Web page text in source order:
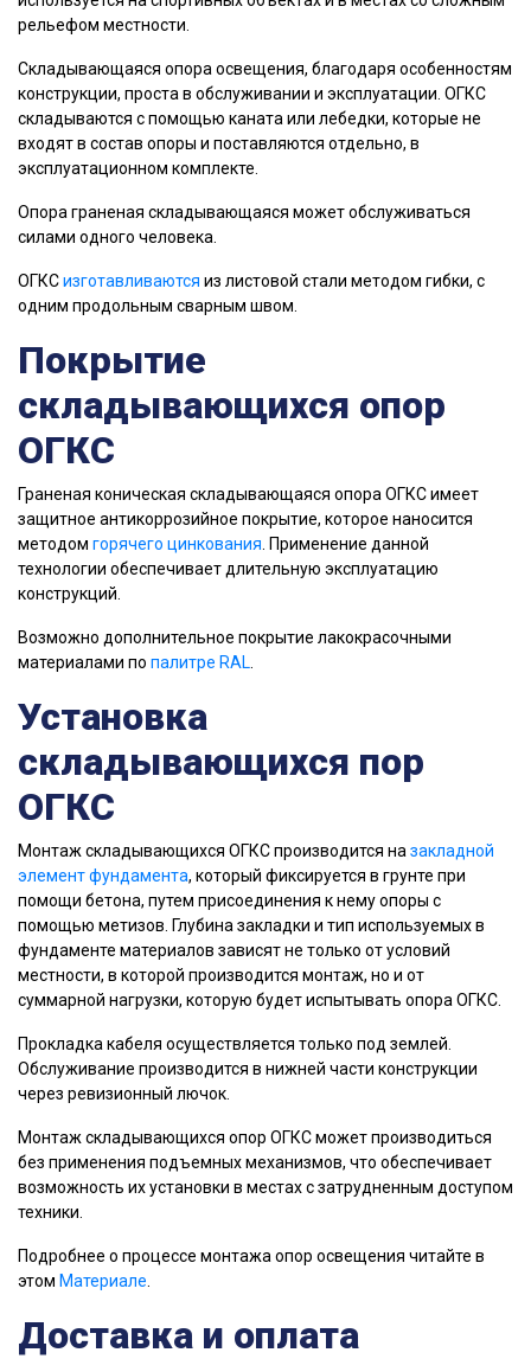
рельефом местности.
Складывающаяся опора освещения, благодаря особенностям
конструкции, проста в обслуживании и эксплуатации. ОГКС
складываются с помощью каната или лебедки, которые не
входят в состав опоры и поставляются отдельно, в
эксплуатационном комплекте.
Опора граненая складывающаяся может обслуживаться
силами одного человека.
ОГКСизготавливаются из листовой стали методом гибки, с
одним продольным сварным швом.
Покрытие
складывающихся опор
ОГКС
Граненая коническая складывающаяся опора ОГКС имеет
защитное антикоррозийное покрытие, которое наносится
методом горячего цинкования . Применение данной
технологии обеспечивает длительную эксплуатацию
конструкций.
Возможно дополнительное покрытие лакокрасочными
материалами по палитре RAL
Установка
складывающихся пор
ОГКС
Монтаж складывающихся ОГКС производится на закладной
элемент фундамента, который фиксируется в грунте при
помощи бетона, путем присоединения к нему опоры с
помощью метизов. Глубина закладки и тип используемых в
фундаменте материалов зависят не только от условий
местности, в которой производится монтаж, но и от
суммарной нагрузки, которую будет испытывать опора ОГКС.
Прокладка кабеля осуществляется только под землей.
Обслуживание производится в нижней части конструкции
через ревизионный лючок.
Монтаж складывающихся опор ОГКС может производиться
без применения подъемных механизмов, что обеспечивает
возможность их установки в местах с затрудненным доступом
техники.
Подробнее о процессе монтажа опор освещения читайте в
этом Материале
Доставка и оплата